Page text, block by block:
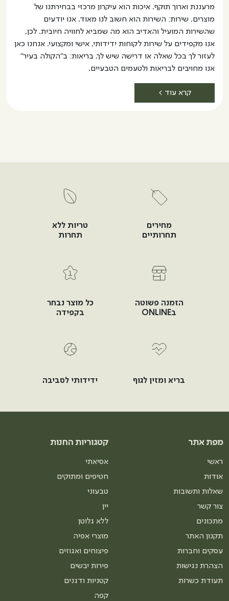
מרעננת וארוך תוקף. איכות הוא עיקרון מרכזי בבחירתנו של
מוצרים. שירות: השירות הוא חשוב לנו מאוד. אנו יודעים
שהשירות המועיל והאדיב הוא מה שמביא לחוויה חיובית. לכן,
אנו מקפידים על שירות לקוחות ידידותי, אישי ומקצועי. אנחנו כאן
לעזור לך בכל שאלה או דרישה שיש לך. בריאות: ב"הקולה בעיר"
אנו מחויבים לבריאות ולטעמים הטבעיים.
קרא עוד >
מחירים
תחרותיים
טריות ללא
תחרות
הזמנה פשוטה
בONLINE
כל מוצר נבחר
בקפידה
בריא ומזין לגוף ידידותי לסביבה
מפת אתר
ראשי
אודות
שאלות ותשובות
צור קשר
מתכונים
תקנון האתר
עסקים וחברות
הצהרת נגישות
תעודת כשרות
קטגוריות החנות
אסיאתי
חטיפים ומתוקים
טבעוני
יין
ללא גלוטן
מוצרי אפיה
פיצוחים ואגוזים
פירות יבשים
קטניות ודגנים
קפה